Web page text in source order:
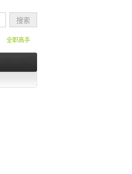
全职高手